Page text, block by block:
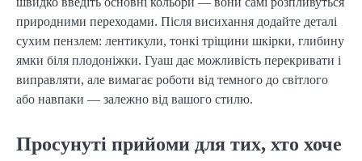
природними переходами. Після висихання додайте деталі
сухим пензлем: лентикули, тонкі тріщини шкірки, глибину
ямки біля плодоніжки. Гуаш дає можливість перекривати і
виправляти, але вимагає роботи від темного до світлого
або навпаки — залежно від вашого стилю.
Просунуті прийоми для тих, хто хоче